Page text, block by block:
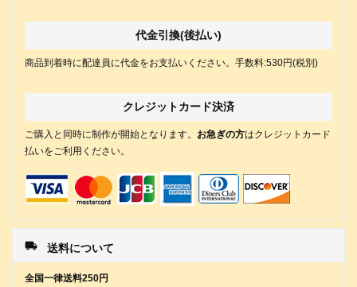
代金引換(後払い)
商品到着時に配達員に代金をお支払いください。手数料:530円(税別)
クレジットカード決済
ご購入と同時に制作が開始となります。 お急ぎの方はクレジットカード
払いをご利用ください。
local_shipping 送料について
全国一律送料250円